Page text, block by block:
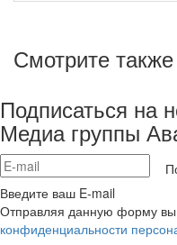
Смотрите также
Подписаться на
Медиа группы
Введите ваш E-mail
Отправляя данную форму вы
конфиденциальности